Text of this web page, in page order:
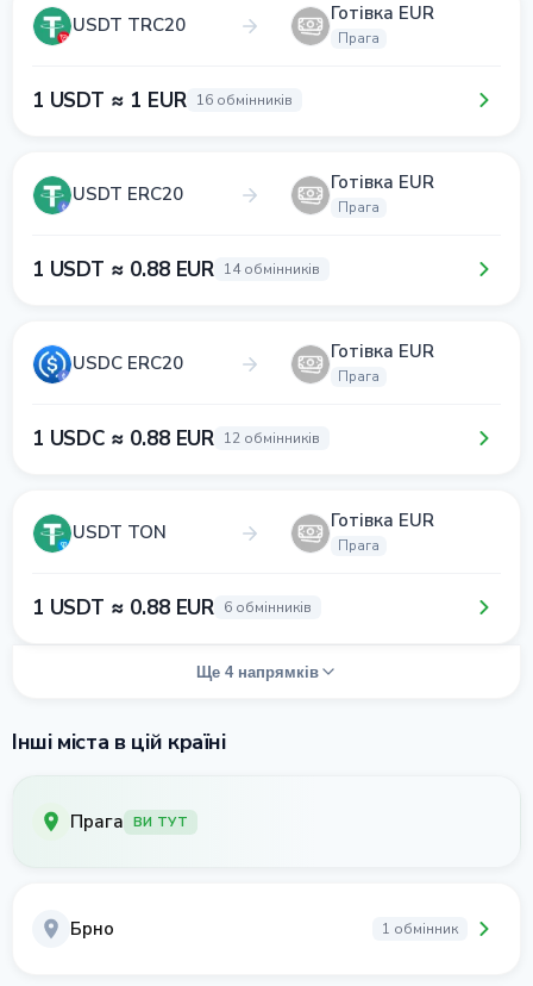
USDT TRC20 Готівка EUR
Прага
1 USDT ≈ 1 EUR 16 обмінників
USDT ERC20 Готівка EUR
Прага
1 USDT ≈ 0.88 EUR 14 обмінників
USDC ERC20 Готівка EUR
Прага
1 USDC ≈ 0.88 EUR 12 обмінників
USDT TON Готівка EUR
Прага
1 USDT ≈ 0.88 EUR 6 обмінників
Ще 4 напрямків
Інші міста в цій країні
Прага ВИ ТУТ
Брно 1 обмінник